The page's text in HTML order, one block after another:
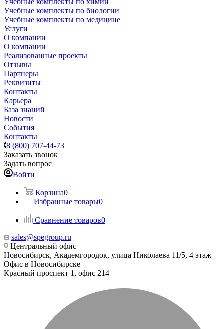
Учебные комплекты по биологии
Учебные комплекты по медицине
Услуги
О компании
О компании
Реализованные проекты
Отзывы
Партнеры
Реквизиты
Контакты
Карьера
База знаний
Новости
События
Контакты
8 (800) 707-44-73
Заказать звонок
Задать вопрос
Войти
Корзина0
Избранные товары0
Сравнение товаров0
sales@spegroup.ru
Центральный офис
Новосибирск, Академгородок, улица Николаева 11/5, 4 этаж
Офис в Новосибирске
Красный проспект 1, офис 214